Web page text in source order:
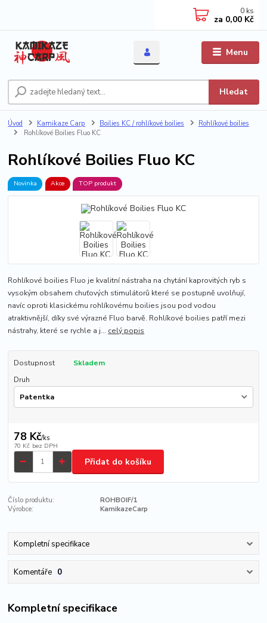
Menu
Hledat
0 ks
za 0,00 Kč
Úvod Kamikaze Carp Boilies KC / rohlíkové boilies
Rohlíkové boilies
Rohlíkové Boilies Fluo KC
Rohlíkové Boilies Fluo KC
Novinka Akce TOP produkt
Rohlíkové boilies Fluo je kvalitní nástraha na chytání kaprovitých ryb s
vysokým obsahem chuťových stimulátorů které se postupně uvolňují,
navíc oproti klasickému rohlíkovému boilies jsou pod vodou
atraktivnější, díky své výrazné Fluo barvě. Rohlíkové boilies patří mezi
nástrahy, které se rychle a j... celý popis
Dostupnost
Skladem
Druh
78 Kč/ks
70 Kč bez DPH
Přidat do košíku
Číslo produktu:
ROHBOIF/1
Výrobce:
KamikazeCarp
Kompletní specifikace
Komentáře 0
Kompletní specifikace